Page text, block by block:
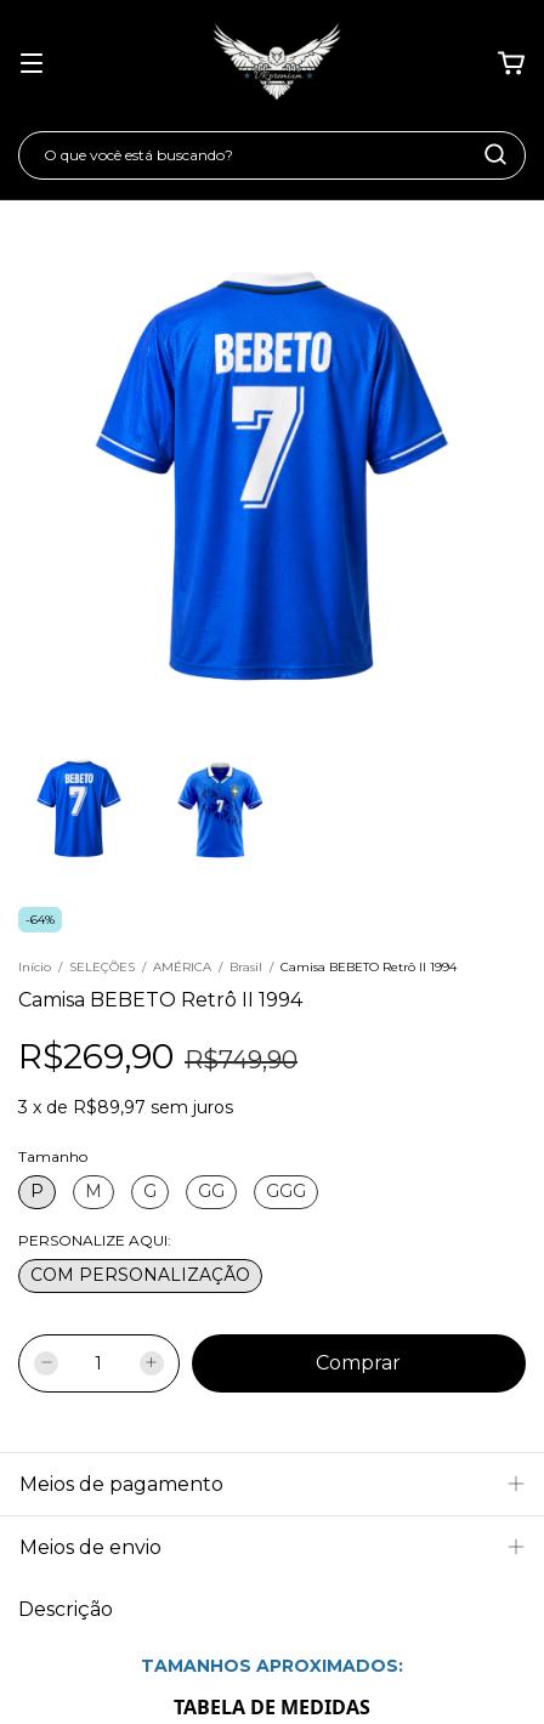
-64%
Início / SELEÇÕES / AMÉRICA / Brasil / Camisa BEBETO Retrô II 1994
Camisa BEBETO Retrô II 1994
R$269,90 R$749,90
3 x de R$89,97 sem juros
Tamanho
P M G GG GGG
PERSONALIZE AQUI:
COM PERSONALIZAÇÃO
Meios de pagamento
Meios de envio
Descrição
TAMANHOS APROXIMADOS:
TABELA DE MEDIDAS